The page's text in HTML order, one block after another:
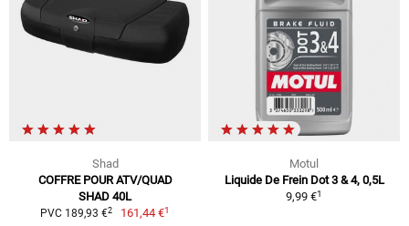
Shad
COFFRE POUR ATV/QUAD
SHAD 40L
PVC 189,93 €2 161,44 €1
Motul
Liquide De Frein Dot 3 & 4, 0,5L
9,99 €1